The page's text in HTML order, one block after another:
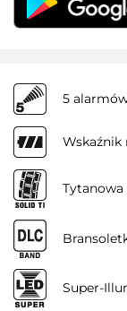
5
Wskaźnik
Tytanowa
Super-